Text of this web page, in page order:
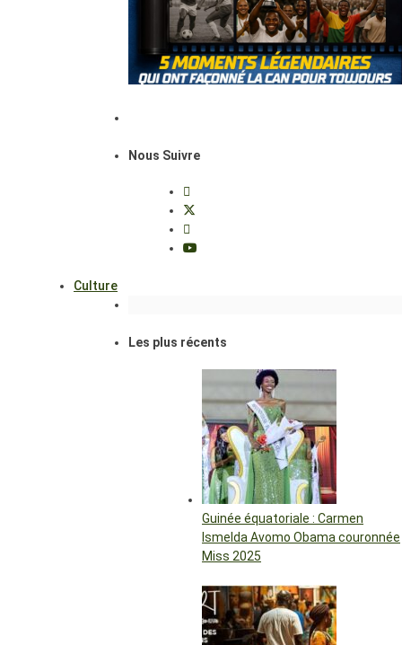
Nous Suivre
Culture
Les plus récents
Guinée équatoriale : Carmen
Ismelda Avomo Obama couronnée
Miss 2025